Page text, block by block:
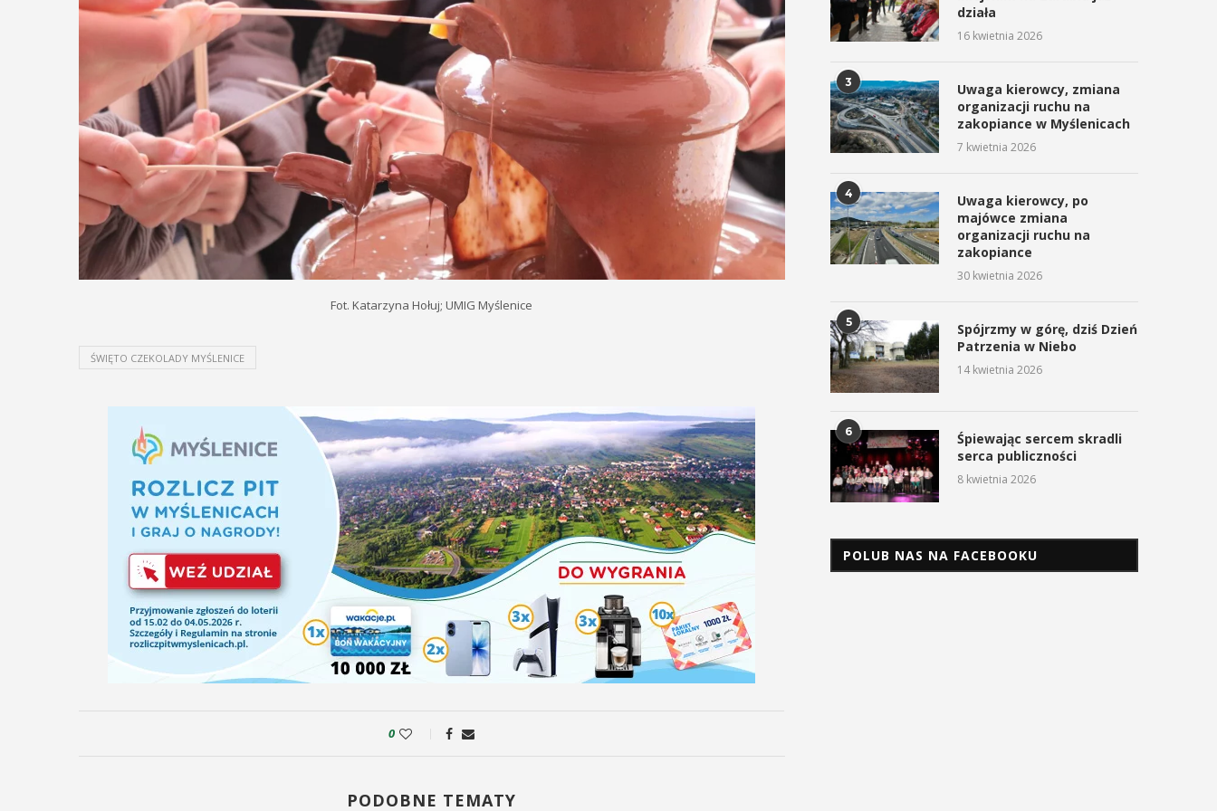
Fot. Katarzyna Hołuj; UMIG Myślenice
ŚWIĘTO CZEKOLADY MYŚLENICE
0
PODOBNE TEMATY
działa
16 kwietnia 2026
3
Uwaga kierowcy, zmiana
organizacji ruchu na
zakopiance w Myślenicach
7 kwietnia 2026
4
Uwaga kierowcy, po
majówce zmiana
organizacji ruchu na
zakopiance
30 kwietnia 2026
5
Spójrzmy w górę, dziś Dzień
Patrzenia w Niebo
14 kwietnia 2026
6
Śpiewając sercem skradli
serca publiczności
8 kwietnia 2026
POLUB NAS NA FACEBOOKU